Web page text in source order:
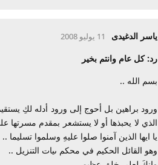
ياسر الدغيدى 11 يوليو 2008
رد: كل عام وانتم بخير
بسم الله ..
ورود براهين بل أحوج إلى ورود أدله لكِ
الذي لا يحبذها أو لا يستشعر بمقدم
يا ايها الذين آمنوا صلوا عليهِ وسلموا تسليما ..
وهو القائل الحكيم في محكم ىيات التنزيل ..